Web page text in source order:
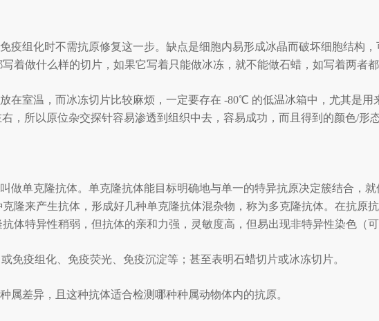
疫组化时不需抗原修复这一步。缺点是细胞内易形成冰晶而破坏细胞结构
着做什么样的切片，如果它写着只能做冰冻，就不能做石蜡，如写着两者都
在室温，而冰冻切片比较麻烦，一定要存在 -80℃ 的低温冰箱中，尤其是用
，所以原位杂交探针容易渗透到组织中去，容易成功，而且得到的颜色/形
做单克隆抗体。单克隆抗体能目标明确地与单一的特异抗原决定簇结合，
隆来产生抗体，形成好几种单克隆抗体混杂物，称为多克隆抗体。在抗原
体特异性稍弱，但抗体的亲和力强，灵敏度高，但易出现非特异性染色（可
免疫组化、免疫荧光、免疫沉淀等；甚至表明石蜡切片或冰冻切片。
差异，且这种抗体适合检测哪种种属动物体内的抗原。